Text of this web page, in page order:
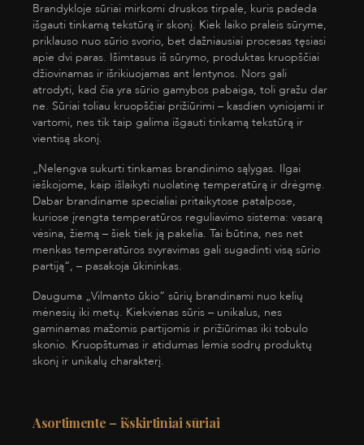
Brandykloje sūriai mirkomi druskos tirpale, kuris padeda
išgauti tinkamą tekstūrą ir skonį. Kiek laiko praleis sūryme,
priklauso nuo sūrio svorio, bet dažniausiai procesas tęsiasi
apie dvi paras. Išimtasus iš sūrymo, produktas kruopščiai
džiovinamas ir išrikiuojamas ant lentynos. Nors gali
atrodyti, kad čia yra sūrio gamybos pabaiga, toli gražu dar
ne. Sūriai toliau kruopščiai prižiūrimi – kasdien vyniojami ir
vartomi, nes tik taip galima išgauti tinkamą tekstūrą ir
vientisą skonį.
„Nelengva sukurti tinkamas brandinimo sąlygas. Ilgai
ieškojome, kaip išlaikyti nuolatinę temperatūrą ir drėgmę.
Dabar brandiname specialiai pritaikytose patalpose,
kuriose įrengta temperatūros reguliavimo sistema: vasarą
vėsina, žiemą – šiek tiek ją pakelia. Tai būtina, nes net
menkas temperatūros svyravimas gali sugadinti visą sūrio
partiją“, – pasakoja ūkininkas.
Dauguma „Vilmanto ūkio“ sūrių brandinami nuo kelių
mėnesių iki metų. Kiekvienas sūris – unikalus, nes
gaminamas mažomis partijomis ir prižiūrimas iki tobulo
skonio. Kruopštumas ir atidumas lemia sodrų produktų
skonį ir unikalų charakterį.
Asortimente – išskirtiniai sūriai